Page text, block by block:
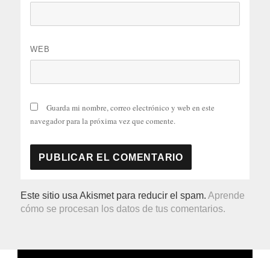
WEB
Guarda mi nombre, correo electrónico y web en este
navegador para la próxima vez que comente.
Este sitio usa Akismet para reducir el spam.Aprende
cómo se procesan los datos de tus comentarios.